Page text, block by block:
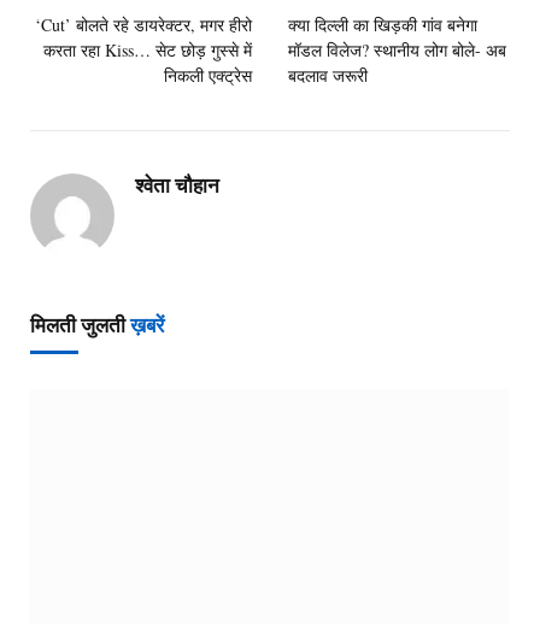
‘Cut’ बोलते रहे डायरेक्टर, मगर हीरो
करता रहा Kiss… सेट छोड़ गुस्से में
निकली एक्ट्रेस
क्या दिल्ली का खिड़की गांव बनेगा
मॉडल विलेज? स्थानीय लोग बोले- अब
बदलाव जरूरी
श्वेता चौहान
मिलती जुलतीख़बरें